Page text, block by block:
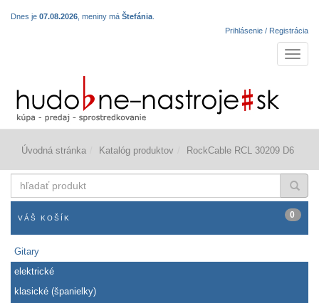
Dnes je 07.08.2026 , meniny má Štefánia
Prihlásenie / Registrácia
Úvodná stránka Katalóg produktov RockCable RCL 30209 D6
produkt
VÁŠ KOŠÍK 0
Gitary
elektrické
klasické (španielky)